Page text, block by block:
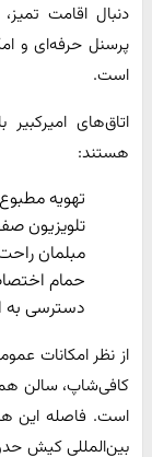
دنبال اقامت
پرسنل حرفه‌ای و
است.
اتاق‌های
هستند:
تهویه مطبوع
تلویزیون
مبلمان
حمام
دسترسی به
از نظر امکانات
کافی‌شاپ، سالن